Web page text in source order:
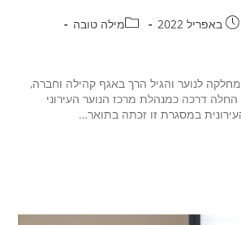
מילה טובה
לנוער והגיל הרך באגף קהילה וחברה,
חוה החלה דרכה כמנהלת מרכז הנוער העירוני
במסגרת זו זכתה בתואר…